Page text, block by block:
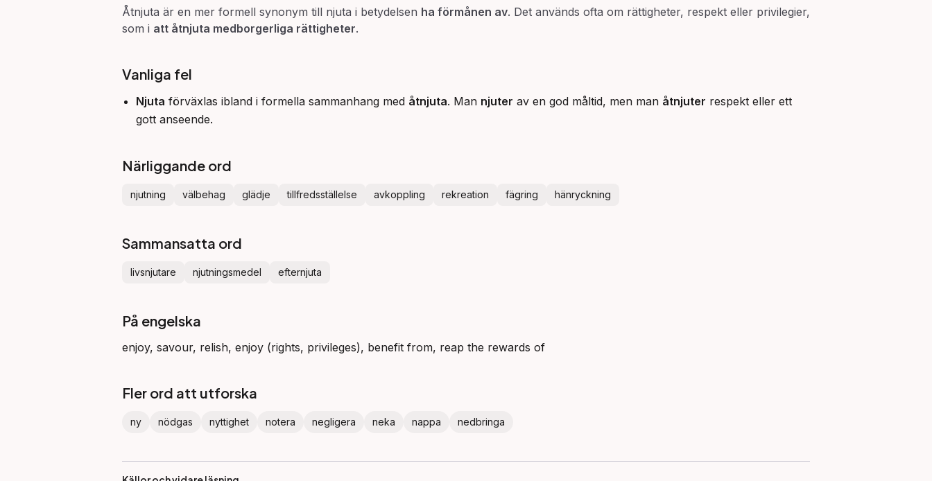
Åtnjuta är en mer formell synonym till njuta i betydelsen ha förmånen av. Det används ofta om rättigheter, respekt eller privilegier,
som i att åtnjuta medborgerliga rättigheter.
Vanliga fel
Njuta förväxlas ibland i formella sammanhang med åtnjuta. Man njuter av en god måltid, men man åtnjuter respekt eller ett
gott anseende.
Närliggande ord
njutning välbehag glädje tillfredsställelse avkoppling rekreation fägring hänryckning
Sammansatta ord
livsnjutare njutningsmedel efternjuta
På engelska
enjoy, savour, relish, enjoy (rights, privileges), benefit from, reap the rewards of
Fler ord att utforska
ny nödgas nyttighet notera negligera neka nappa nedbringa